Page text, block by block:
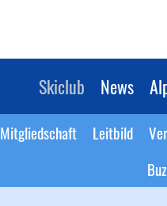
Skiclub News
Mitgliedschaft Leitbild